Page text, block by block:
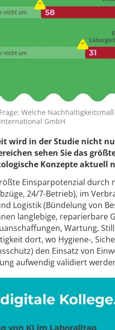
Welche
GmbH
wird in der Studie nicht
sehen Sie das
Konzepte aktuell
Einsparpotenzial durch
24/7-Betrieb), im
Logistik (Bündelung von
langlebige, reparierbare
Wartung,
dort, wo Hygiene-,
den Einsatz von
aufwendig validiert